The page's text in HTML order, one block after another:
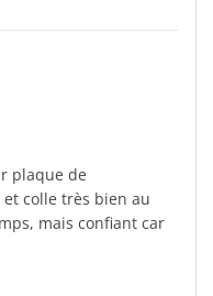
plaque de
colle très bien au
mais confiant car